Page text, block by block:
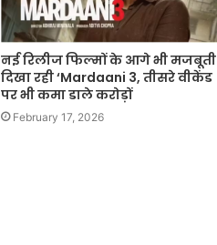
नई रिलीज फिल्मों के आगे भी मजबूती
दिखा रही ‘Mardaani 3, तीसरे वीकेंड
पर भी कमा डाले करोड़ों
February 17, 2026